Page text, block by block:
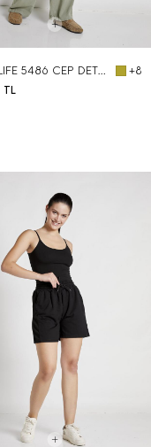
BEDEN SEÇ
ARMALIFE 5486 CEP DETAY BEL BAĞCIKLI RAHAT KADIN PANTOLON
+8
TL